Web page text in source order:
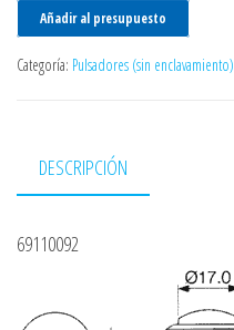
Añadir al presupuesto
Categoría: Pulsadores (sin enclavamiento)
DESCRIPCIÓN
69110092